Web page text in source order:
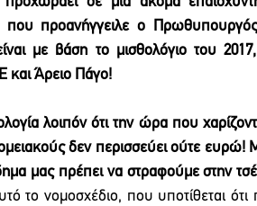
που προανήγγειλε ο
με βάση το μισθολόγιο του
και Άρειο Πάγο!
λοιπόν ότι την ώρα που
δεν περισσεύει ούτε ευρώ!
μας πρέπει να στραφούμε στην
το νομοσχέδιο, που υποτίθεται